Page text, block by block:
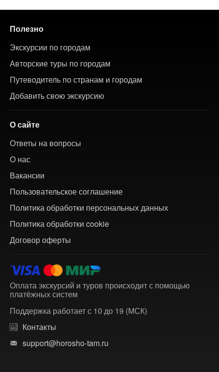
Полезно
Экскурсии по городам
Авторские туры по городам
Путеводитель по странам и городам
Добавить свою экскурсию
О сайте
Ответы на вопросы
О нас
Вакансии
Пользовательское соглашение
Политика обработки персональных данных
Политика обработки cookie
Договор оферты
Оплата экскурсий и туров происходит с помощью
платёжных систем
Поддержка работает с 10 до 19 (МСК)
Контакты
support@horosho-tam.ru